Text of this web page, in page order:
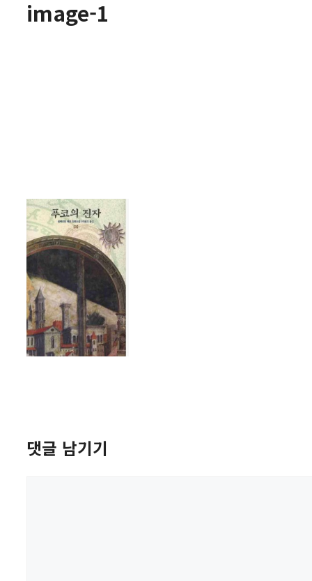
image-1
댓글 남기기